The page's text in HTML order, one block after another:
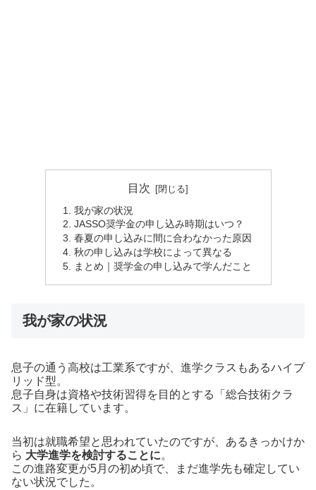
目次
我が家の状況
JASSO奨学金の申し込み時期はいつ？
春夏の申し込みに間に合わなかった原因
秋の申し込みは学校によって異なる
まとめ｜奨学金の申し込みで学んだこと
我が家の状況
息子の通う高校は工業系ですが、進学クラスもあるハイブ
リッド型。
息子自身は資格や技術習得を目的とする「総合技術クラ
ス」に在籍しています。
当初は就職希望と思われていたのですが、あるきっかけか
ら 大学進学を検討することに。
この進路変更が5月の初め頃で、まだ進学先も確定してい
ない状況でした。